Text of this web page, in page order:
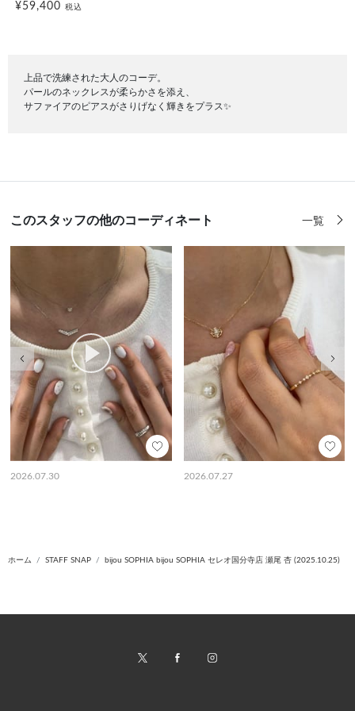
¥59,400 税込
上品で洗練された大人のコーデ。
パールのネックレスが柔らかさを添え、
サファイアのピアスがさりげなく輝きをプラス✨
このスタッフの他のコーディネート 一覧
2026.07.30 2026.07.27
前の画像
ホーム STAFF SNAP bijou SOPHIA bijou SOPHIA セレオ国分寺店 瀬尾 杏 (2025.10.25)